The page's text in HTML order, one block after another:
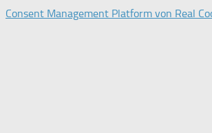
Consent Management Platform von Real